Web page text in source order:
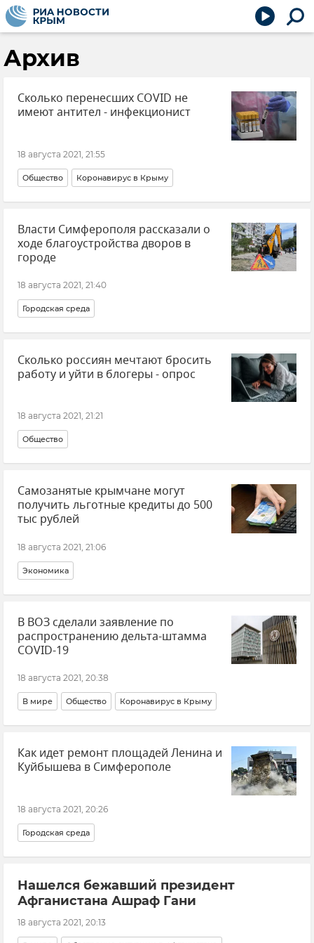
Архив
Сколько перенесших COVID не
имеют антител - инфекционист
18 августа 2021, 21:55
Общество Коронавирус в Крыму
Власти Симферополя рассказали о
ходе благоустройства дворов в
городе
18 августа 2021, 21:40
Городская среда
Сколько россиян мечтают бросить
работу и уйти в блогеры - опрос
18 августа 2021, 21:21
Общество
Самозанятые крымчане могут
получить льготные кредиты до 500
тыс рублей
18 августа 2021, 21:06
Экономика
В ВОЗ сделали заявление по
распространению дельта-штамма
COVID-19
18 августа 2021, 20:38
В мире Общество Коронавирус в Крыму
Как идет ремонт площадей Ленина и
Куйбышева в Симферополе
18 августа 2021, 20:26
Городская среда
Нашелся бежавший президент
Афганистана Ашраф Гани
18 августа 2021, 20:13